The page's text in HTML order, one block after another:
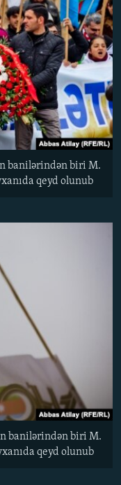
banilərindən biri M.
qeyd olunub
banilərindən biri M.
qeyd olunub